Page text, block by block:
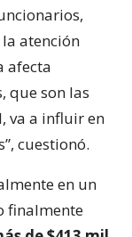
atención
afecta
que son las
va a influir en
cuestionó.
en un
finalmente